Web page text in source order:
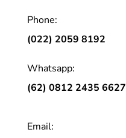
Phone:
(022) 2059 8192
Whatsapp:
(62) 0812 2435 6627
Email: